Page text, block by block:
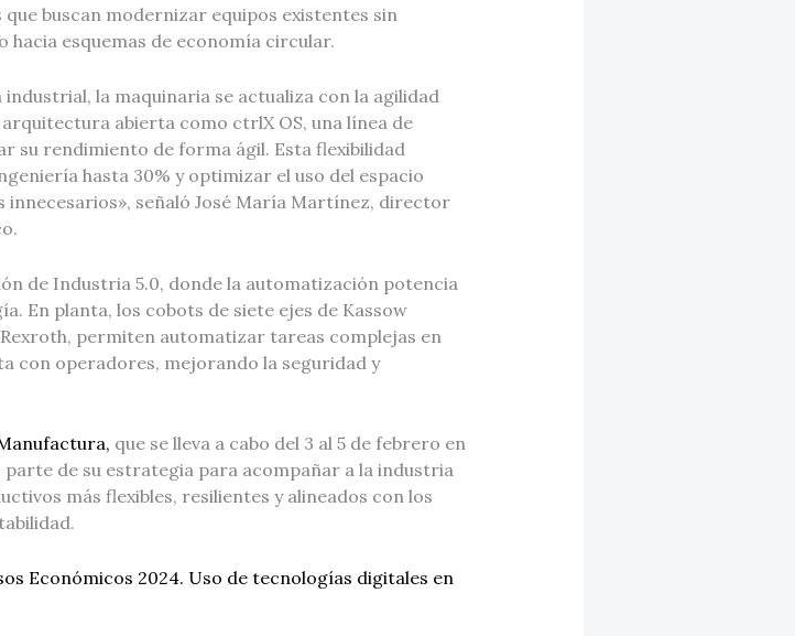
buscan modernizar equipos existentes sin
esquemas de economía circular.
la maquinaria se actualiza con la agilidad
abierta como ctrlX OS, una línea de
su rendimiento de forma ágil. Esta flexibilidad
hasta 30% y optimizar el uso del espacio
señaló José María Martínez, director
de Industria 5.0, donde la automatización potencia
En planta, los cobots de siete ejes de Kassow
permiten automatizar tareas complejas en
con operadores, mejorando la seguridad y
que se lleva a cabo del 3 al 5 de febrero en
de su estrategia para acompañar a la industria
más flexibles, resilientes y alineados con los
Económicos 2024. Uso de tecnologías digitales en